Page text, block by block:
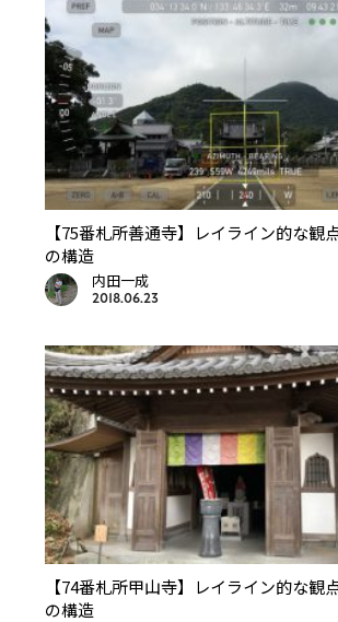
【75番札所善通寺】レイライン的な観
の構造
内田一成
2018.06.23
【74番札所甲山寺】レイライン的な観
の構造